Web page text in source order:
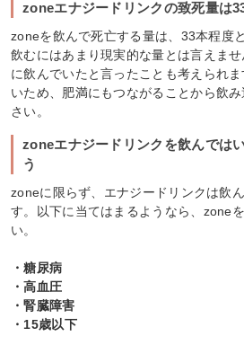
zoneエナジードリンクの致死量は
zoneを飲んで死亡する量は、33本程度
飲むにはあまり現実的な量とは言えま
に飲んでいたと言ったことも考えられ
いため、肥満にもつながることから飲
さい。
zoneエナジードリンクを飲んでは
う
zoneに限らず、エナジードリンクは飲
す。以下に当てはまるようなら、zone
い。
・糖尿病
・高血圧
・腎臓障害
・15歳以下